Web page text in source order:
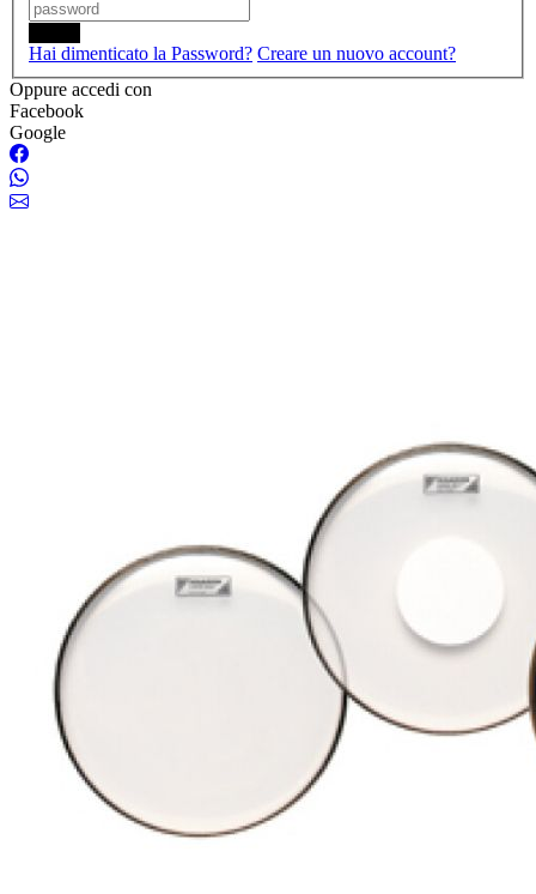
Hai dimenticato la Password? Creare un nuovo account?
Oppure accedi con
Facebook
Google